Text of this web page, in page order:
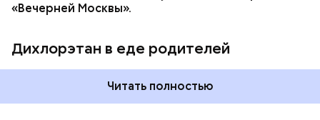
«Вечерней Москвы».
Дихлорэтан в еде родителей
Читать полностью
полицией принимаются меры к задержанию, —
Республике Дагестан.